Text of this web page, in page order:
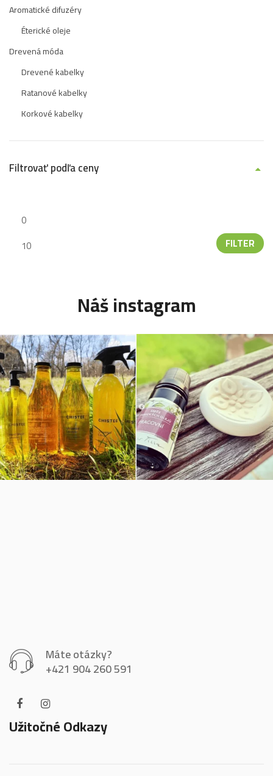
Aromatické difuzéry
Éterické oleje
Drevená móda
Drevené kabelky
Ratanové kabelky
Korkové kabelky
Filtrovať podľa ceny
FILTER
Náš instagram
Máte otázky?
+421 904 260 591
Užitočné Odkazy